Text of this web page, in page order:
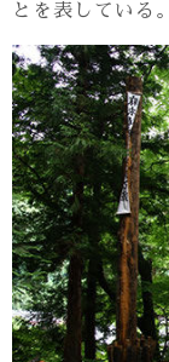
とを表している。